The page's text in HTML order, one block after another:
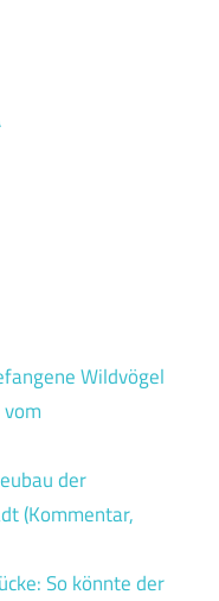
Wildvögel
der
(Kommentar,
So könnte der